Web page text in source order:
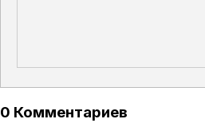
0 Комментариев